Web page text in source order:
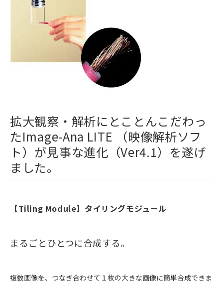
拡大観察・解析にとことんこだわっ
たImage-Ana LITE （映像解析ソフ
ト）が見事な進化（Ver4.1）を遂げ
ました。
【Tiling Module】タイリングモジュール
まるごとひとつに合成する。
複数画像を、つなぎ合わせて１枚の大きな画像に簡単合成できま